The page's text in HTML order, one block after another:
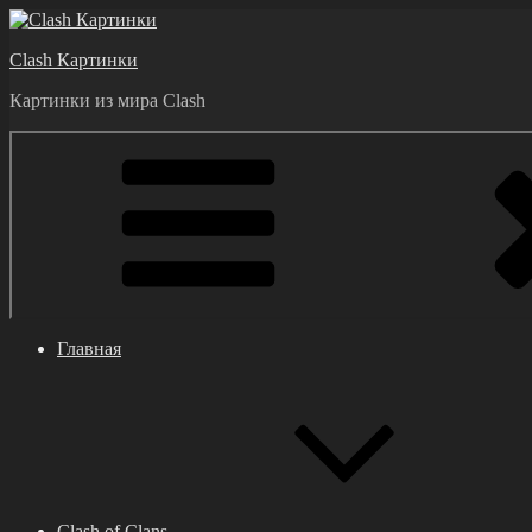
Перейти
содержимому
Clash Картинки
Картинки из мира Clash
Главная